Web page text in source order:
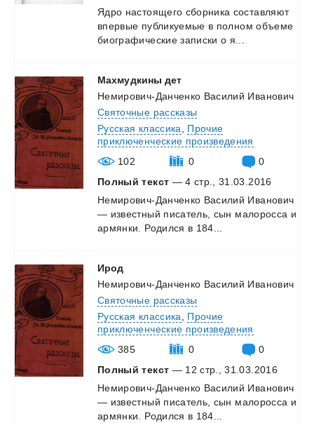
Ядро настоящего сборника составляют
впервые публикуемые в полном объеме
биографические записки о я...
Махмудкины дет
Немирович-Данченко Василий Иванович
Святочные рассказы
Русская классика
Прочие
приключенческие произведения
102
0
0
Полный текст — 4 стр., 31.03.2016
Немирович-Данченко Василий Иванович
— известный писатель, сын малоросса и
армянки.
Родился в 184...
Ирод
Немирович-Данченко Василий Иванович
Святочные рассказы
Русская классика
Прочие
приключенческие произведения
385
0
0
Полный текст — 12 стр., 31.03.2016
Немирович-Данченко Василий Иванович
— известный писатель, сын малоросса и
армянки.
Родился в 184...